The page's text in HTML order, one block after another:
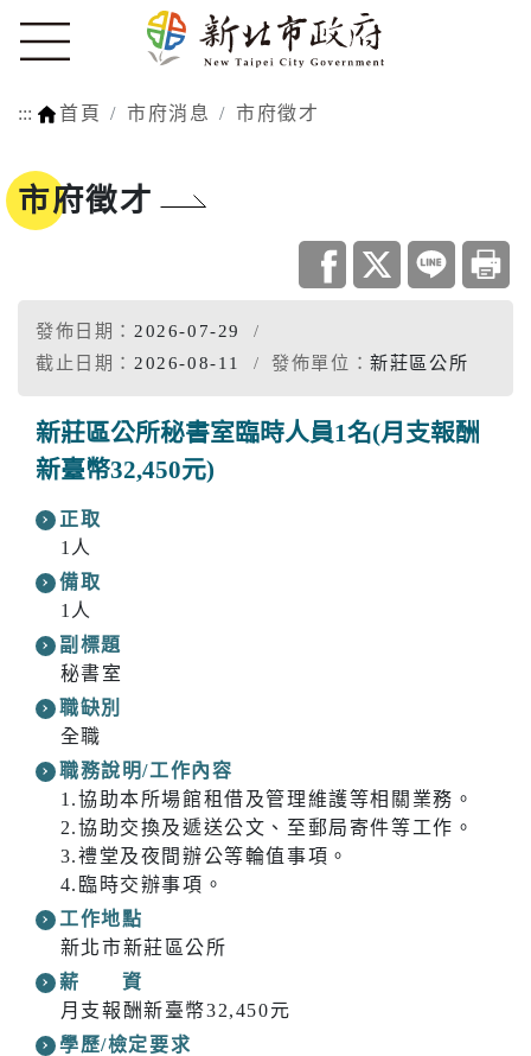
::: 首頁 市府消息 市府徵才
市府徵才
發佈日期： 2026-07-29
截止日期： 2026-08-11 發佈單位：新莊區公所
新莊區公所秘書室臨時人員1名(月支報酬
新臺幣32,450元)
正取
1人
備取
1人
副標題
秘書室
職缺別
全職
職務說明/工作內容
1.協助本所場館租借及管理維護等相關業務。
2.協助交換及遞送公文、至郵局寄件等工作。
3.禮堂及夜間辦公等輪值事項。
4.臨時交辦事項。
工作地點
新北市新莊區公所
薪 資
月支報酬新臺幣32,450元
學歷/檢定要求